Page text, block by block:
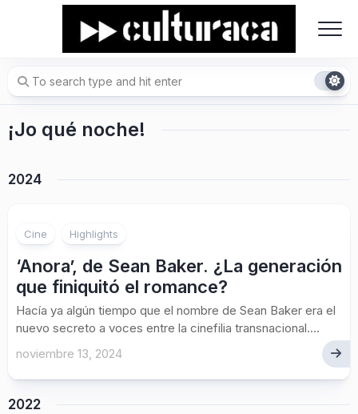
¡Jo qué noche!
2024
Cine Highlights
‘Anora’, de Sean Baker. ¿La generación
que finiquitó el romance?
Hacía ya algún tiempo que el nombre de Sean Baker era el
nuevo secreto a voces entre la cinefilia transnacional....
noviembre 13, 2024
2022